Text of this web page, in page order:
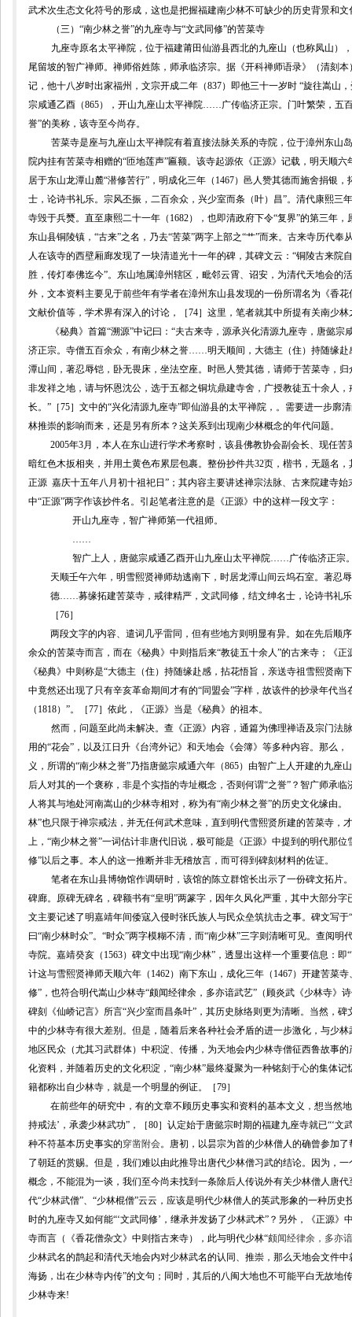
武术次生态文化符号的形成， 这也是把握福建南少林不可缺少的历史背景和文
（三）“南少林之誉”的九座寺与“文武同修”的苦菜寺
九座寺原名太平禅院，位于福建莆田仙游县西北的九座山（也称凤山）
尾留坡的智广禅师。禅师俗姓陈， 师承临济宗。据《开科禅师语录》（清刻
记，他十八岁时出家福州，文宗开成二年 （837） 即他三十一岁时 “旋往嵩山
宗咸通乙酉（865），开山九座山太平禅院……广传临济正宗。门叶繁荣，五
誉”的美称，该寺至今尚存。
苦菜寺是座与九座山太平禅院有着直接法脉关系的寺院， 位于漳州东山
院内挂有苦菜寺相赠的“匝地莲声”匾额。该寺起源依《正源》记载，明天顺六
居于东山龙潭山麓“潜修苦行”，明成化三年（ 1467）邑人赞其德而施舍捐银，
士，论诗书礼乐。宗风丕振，二百余众，兴少室而条（叶）昌”。清代康熙三
寺毁于兵燹。直至康熙二十一年（ 1682），也即清政府下令“复界”的第三年
东山县铜陵镇，“古来”之名，乃去“苦菜”两字上部之“艹”而来。古来寺历代奉
人在该寺的西壁厢廊发现了一块清道光十一年的碑，其碑文云：“铜陵古来院
胜，传灯奉佛迄今”。 东山地属漳州辖区，毗邻云霄、诏安，为清代天地会的
外，文本资料主要见于前些年有学者在漳州东山县发现的一份所谓名为《香花
文献价值等，学术界有深入的讨论，
［74］这里， 笔者就其中所提有关南少林
《秘典》首篇“溯源”中记曰：“夫古来寺，源承兴化清源九座寺， 唐懿宗
济正宗。寺僧五百余众，有南少林之誉……明天顺间，大德主（住）持随缘
潭山间，著忍辱铠，卧无畏床，坐法空座。时邑人赞其德，请师于苦菜寺，
非发祥之地，请与怀恩沈公，选于五都之铜坑鼎建寺舍，广授教徒五十余人
长。” ［75］文中的“兴化清源九座寺”即仙游县的太平禅院，。需要进一步廓
林推崇的影响而来，还是另有所本？这关系到出现南少林概念的年代问题。
2005年3月，本人在东山进行学术考察时，该县佛教协会副会长、现任
暗红色木扳相夹，并用土黄色布累层包裹。整份抄件共32页，楷书，无题名，
正源 嘉庆十五年八月初十祖祀日”；其内容主要讲述禅宗法脉、古来院建寺
中“正源”两字作该抄件名。引起笔者注意的是《正源》中的这样一段文字：
开山九座寺，智广禅师第一代祖师。
……
智广上人， 唐懿宗咸通乙酉开山九座山太平禅院……广传临济正宗
天顺壬午六年，明雪熙贤禅师劫逃南下，时居龙潭山间云坞石室。著忍
德……募缘拓建苦菜寺，戒律精严，文武同修，结文绅名士，论诗书礼
［76］
两段文字的内容、遣词几乎雷同，但有些地方则明显有异。如在先后顺
余众的苦菜寺而言，而在《秘典》中则指后来“教徒五十余人”的古来寺；《
《秘典》中则称是“大德主（住）持随缘赴感，拈花悟旨，亲送寺祖雪熙贤南
中竟然还出现了只有辛亥革命期间才有的“同盟会”字样，故该件的抄录年代
（ 1818）”。 ［77］依此，《正源》当是《秘典》的祖本。
然而，问题至此尚未解决。查《正源》内容，通篇为佛理禅语及宗门法
用的“花会”，以及江日升《台湾外记》和天地会《会簿》等多种内容。那么
义，所谓的“南少林之誉”乃指唐懿宗咸通六年（865）由智广上人开建的九座
后人对其的一个褒称，非是个实指的寺址概念，否则何谓“之誉”？ 智广师承临
人将其与地处河南嵩山的少林寺相对，称为有“南少林之誉”的历史文化缘由。
林”也只限于禅宗戒法，并无任何武术意味，直到明代雪熙贤所建的苦菜寺，
上，“南少林之誉”一词估计非唐代旧说，极可能是《正源》中提到的明代那
修”以后之事。本人的这一推断并非无稽放言，而可得到碑刻材料的佐证。
笔者在东山县博物馆作调研时，该馆的陈立群馆长出示了一份碑文拓片
碑廊。原碑无碑名，碑额书有“皇明”两篆字，因年久风化严重，其中大部分
文主要记述了明嘉靖年间倭寇入侵时张氏族人与民众垒筑抗击之事。碑文写
曰“南少林时众”。“时众”两字模糊不清，而“南少林”三字则清晰可见。查阅
寺院。嘉靖癸亥 （ 1563）碑文中出现“南少林”，透显出这样一个重要信息：
计这与雪熙贤禅师天顺六年（ 1462）南下东山，成化三年（ 1467）开建苦菜
修”，也符合明代嵩山少林寺“颇闻经律余，多亦谙武艺”（顾炎武《少林寺》
碑刻《仙峤记言》所言“兴少室而昌条叶”，其历史脉络则更为清晰。 当然，碑
中的少林寺有很大差别。但是，随着后来各种社会矛盾的进一步激化，与少
地区民众（尤其习武群体）中积淀、传播，为天地会内少林寺僧征西鲁故事
化资料，并随着历史的文化积淀，“南少林”最终凝聚为一种铭刻于心的集体
籍都称出自少林寺，就是一个明显的例证。
［79］
在前些年的研究中，有的文章不顾历史事实和资料的基本文义，想当然
持戒法’，承袭少林武功”，［80］认定始于唐懿宗时期的福建九座寺就已“‘文
种不符基本历史事实的穿凿附会。唐初，以昙宗为首的少林僧人的确曾参加
了朝廷的赏赐。但是，我们难以由此推导出唐代少林僧习武的结论。因为，
概念，不能混为一谈，我们至今尚未找到一条除后人传说外有关少林僧人唐
代“少林武僧”、“少林棍僧”云云，应该是明代少林僧人的英武形象的一种历
时的九座寺又如何能“‘文武同修’，继承并发扬了少林武术”？另外，《正源
寺而言（
《香花僧杂文》中则指古来寺），此与明代少林“颇闻经律余，多亦
少林武名的鹊起和清代天地会内对少林武名的认同、 推崇，那么天地会文件
海扬，出在少林寺内传”的文句；同时，其后的八闽大地也不可能平白无故地
少林寺来!